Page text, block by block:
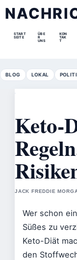
START
SEITE
ÜBE
R
UNS
KON
TAK
T
BLOG LOKAL
Keto-
JACK FREDDIE
Wer schon
Süßes zu
Keto-Diät
den